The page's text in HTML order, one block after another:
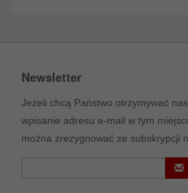
Newsletter
Jeżeli chcą Państwo otrzymywać
wpisanie adresu e-mail w tym
można zrezygnować ze subskrypcji